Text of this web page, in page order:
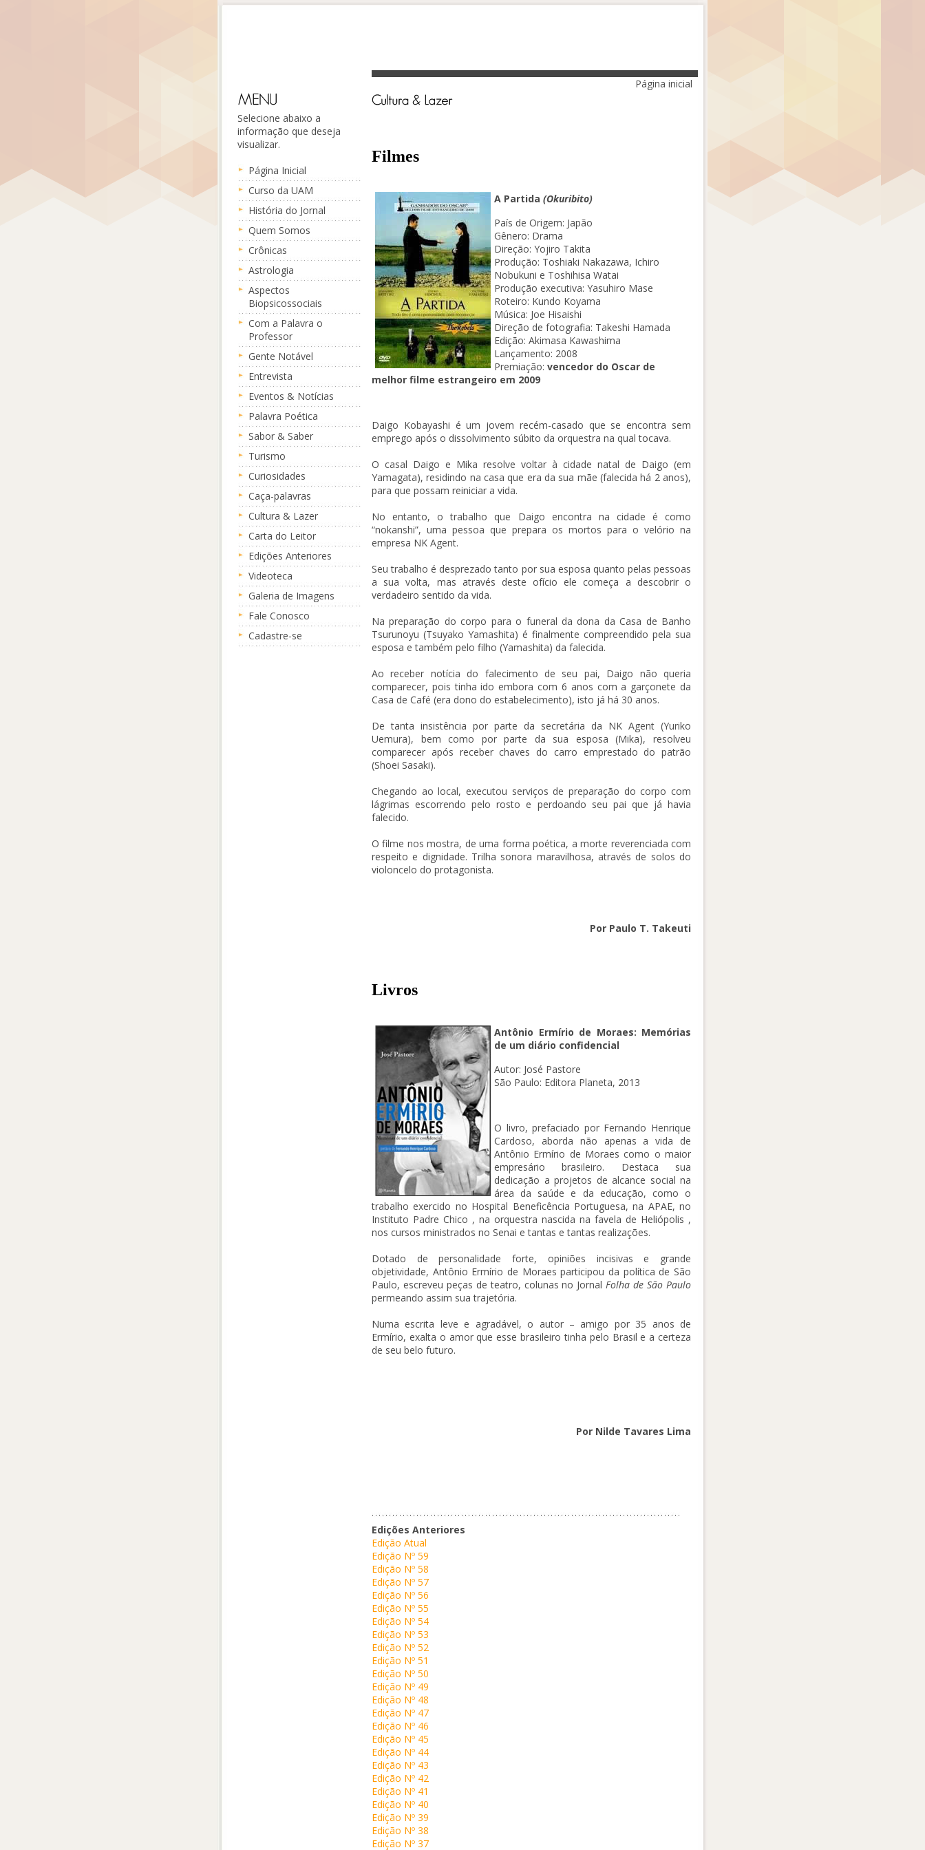
Selecione abaixo a
informação que deseja
visualizar.
Página Inicial
Curso da UAM
História do Jornal
Quem Somos
Crônicas
Astrologia
Aspectos
Biopsicossociais
Com a Palavra o
Professor
Gente Notável
Entrevista
Eventos & Notícias
Palavra Poética
Sabor & Saber
Turismo
Curiosidades
Caça-palavras
Cultura & Lazer
Carta do Leitor
Edições Anteriores
Videoteca
Galeria de Imagens
Fale Conosco
Cadastre-se
Página inicial
Filmes
A Partida (Okuribito)
País de Origem: Japão
Gênero: Drama
Direção: Yojiro Takita
Produção: Toshiaki Nakazawa, Ichiro
Nobukuni e Toshihisa Watai
Produção executiva: Yasuhiro Mase
Roteiro: Kundo Koyama
Música: Joe Hisaishi
Direção de fotografia: Takeshi Hamada
Edição: Akimasa Kawashima
Lançamento: 2008
Premiação: vencedor do Oscar de
melhor filme estrangeiro em 2009
Daigo Kobayashi é um jovem recém-casado que se encontra sem
emprego após o dissolvimento súbito da orquestra na qual tocava.
O casal Daigo e Mika resolve voltar à cidade natal de Daigo (em
Yamagata), residindo na casa que era da sua mãe (falecida há 2 anos),
para que possam reiniciar a vida.
No entanto, o trabalho que Daigo encontra na cidade é como
“nokanshi”, uma pessoa que prepara os mortos para o velório na
empresa NK Agent.
Seu trabalho é desprezado tanto por sua esposa quanto pelas pessoas
a sua volta, mas através deste ofício ele começa a descobrir o
verdadeiro sentido da vida.
Na preparação do corpo para o funeral da dona da Casa de Banho
Tsurunoyu (Tsuyako Yamashita) é finalmente compreendido pela sua
esposa e também pelo filho (Yamashita) da falecida.
Ao receber notícia do falecimento de seu pai, Daigo não queria
comparecer, pois tinha ido embora com 6 anos com a garçonete da
Casa de Café (era dono do estabelecimento), isto já há 30 anos.
De tanta insistência por parte da secretária da NK Agent (Yuriko
Uemura), bem como por parte da sua esposa (Mika), resolveu
comparecer após receber chaves do carro emprestado do patrão
(Shoei Sasaki).
Chegando ao local, executou serviços de preparação do corpo com
lágrimas escorrendo pelo rosto e perdoando seu pai que já havia
falecido.
O filme nos mostra, de uma forma poética, a morte reverenciada com
respeito e dignidade. Trilha sonora maravilhosa, através de solos do
violoncelo do protagonista.
Por Paulo T. Takeuti
Livros
Antônio Ermírio de Moraes: Memórias
de um diário confidencial
Autor: José Pastore
São Paulo: Editora Planeta, 2013
O livro, prefaciado por Fernando Henrique
Cardoso, aborda não apenas a vida de
Antônio Ermírio de Moraes como o maior
empresário brasileiro. Destaca sua
dedicação a projetos de alcance social na
área da saúde e da educação, como o
trabalho exercido no Hospital Beneficência Portuguesa, na APAE, no
Instituto Padre Chico , na orquestra nascida na favela de Heliópolis ,
nos cursos ministrados no Senai e tantas e tantas realizações.
Dotado de personalidade forte, opiniões incisivas e grande
objetividade, Antônio Ermírio de Moraes participou da política de São
Paulo, escreveu peças de teatro, colunas no Jornal Folha de São Paulo
permeando assim sua trajetória.
Numa escrita leve e agradável, o autor – amigo por 35 anos de
Ermírio, exalta o amor que esse brasileiro tinha pelo Brasil e a certeza
de seu belo futuro.
Por Nilde Tavares Lima
Edições Anteriores
Edição Atual
Edição Nº 59
Edição Nº 58
Edição Nº 57
Edição Nº 56
Edição Nº 55
Edição Nº 54
Edição Nº 53
Edição Nº 52
Edição Nº 51
Edição Nº 50
Edição Nº 49
Edição Nº 48
Edição Nº 47
Edição Nº 46
Edição Nº 45
Edição Nº 44
Edição Nº 43
Edição Nº 42
Edição Nº 41
Edição Nº 40
Edição Nº 39
Edição Nº 38
Edição Nº 37